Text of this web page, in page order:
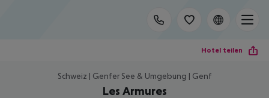
Hotel teilen
Schweiz | Genfer See & Umgebung | Genf
Les Armures